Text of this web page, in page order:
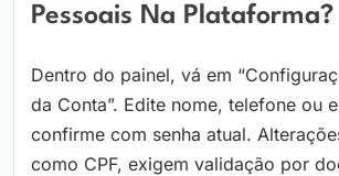
Pessoais Na Plataforma?
Dentro do painel, vá em
da Conta”. Edite nome, telefone ou
confirme com senha atual.
como CPF, exigem validação por